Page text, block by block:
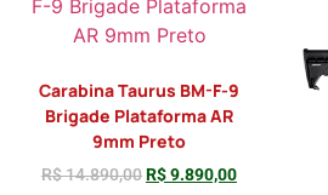
Carabina Taurus BM-F-9
Brigade Plataforma AR
9mm Preto
R$14.890,00R$9.890,00